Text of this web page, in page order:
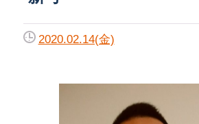
2020.02.14(金)